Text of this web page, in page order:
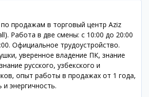
по продажам в торговый центр Aziz
Работа в две смены: с 10:00 до 20:00
Официальное трудоустройство.
уверенное владение ПК, знание
русского, узбекского и
опыт работы в продажах от 1 года,
энергичность.